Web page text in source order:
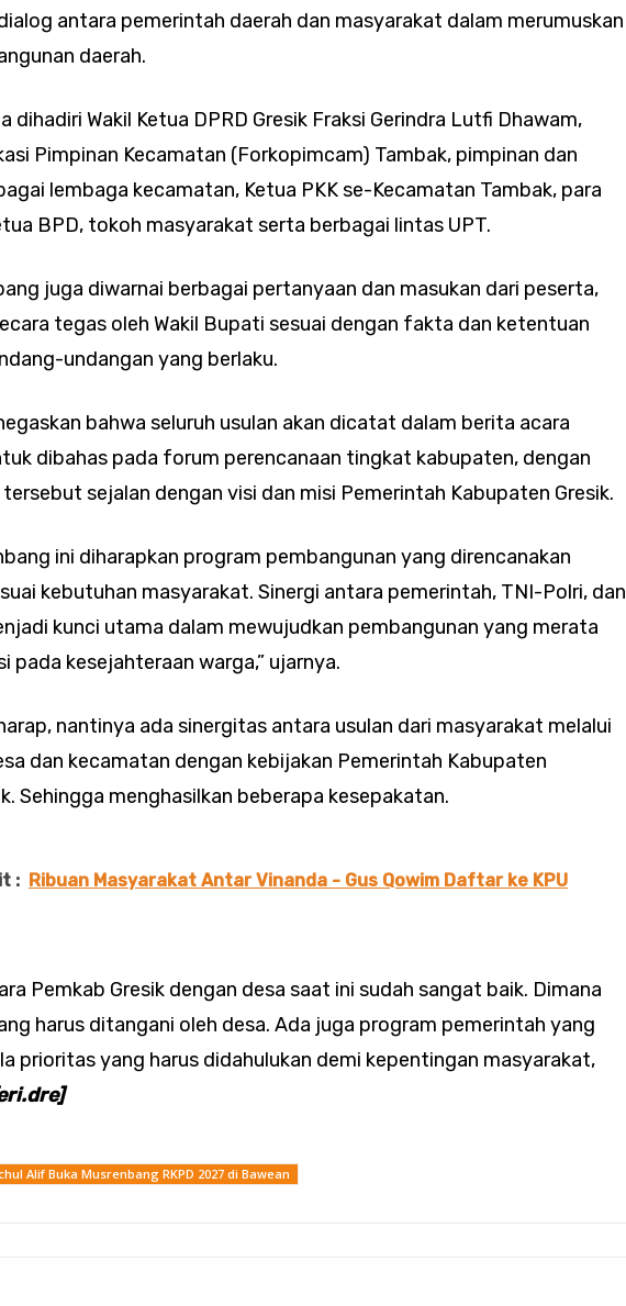
antara pemerintah daerah dan masyarakat dalam merumuskan
daerah.
dihadiri Wakil Ketua DPRD Gresik Fraksi Gerindra Lutfi Dhawam,
Pimpinan Kecamatan (Forkopimcam) Tambak, pimpinan dan
lembaga kecamatan, Ketua PKK se-Kecamatan Tambak, para
BPD, tokoh masyarakat serta berbagai lintas UPT.
juga diwarnai berbagai pertanyaan dan masukan dari peserta,
tegas oleh Wakil Bupati sesuai dengan fakta dan ketentuan
undangan yang berlaku.
bahwa seluruh usulan akan dicatat dalam berita acara
dibahas pada forum perencanaan tingkat kabupaten, dengan
sejalan dengan visi dan misi Pemerintah Kabupaten Gresik.
ini diharapkan program pembangunan yang direncanakan
kebutuhan masyarakat. Sinergi antara pemerintah, TNI-Polri, dan
kunci utama dalam mewujudkan pembangunan yang merata
pada kesejahteraan warga,” ujarnya.
nantinya ada sinergitas antara usulan dari masyarakat melalui
dan kecamatan dengan kebijakan Pemerintah Kabupaten
Sehingga menghasilkan beberapa kesepakatan.
: Ribuan Masyarakat Antar Vinanda - Gus Qowim Daftar ke KPU
Pemkab Gresik dengan desa saat ini sudah sangat baik. Dimana
harus ditangani oleh desa. Ada juga program pemerintah yang
prioritas yang harus didahulukan demi kepentingan masyarakat,
Alif Buka Musrenbang RKPD 2027 di Bawean